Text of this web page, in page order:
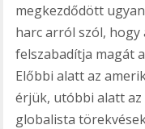
megkezdődött
harc arról szól, hogy
felszabadítja magát
Előbbi alatt az
érjük, utóbbi alatt az
globalista